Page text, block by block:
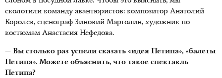
сколотили команду авантюристов: композитор Анатолий
Королев, сценограф Зиновий Марголин, художник по
костюмам Анастасия Нефедова.
— Вы столько раз успели сказать «идея Петипа», «балеты
Петипа». Можете объяснить, что такое спектакль
Петипа?